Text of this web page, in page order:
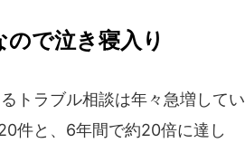
ので泣き寝入り
トラブル相談は年々急増してい
件と、6年間で約20倍に達し